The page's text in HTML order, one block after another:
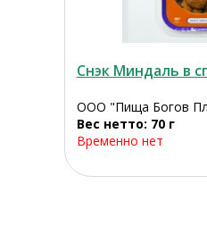
Снэк Миндаль в
ООО "Пища Богов
Вес нетто: 70 г
Временно нет